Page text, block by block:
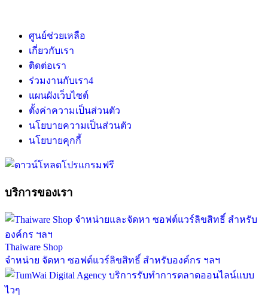
ศูนย์ช่วยเหลือ
เกี่ยวกับเรา
ติดต่อเรา
ร่วมงานกับเรา4
แผนผังเว็บไซต์
ตั้งค่าความเป็นส่วนตัว
นโยบายความเป็นส่วนตัว
นโยบายคุกกี้
บริการของเรา
Thaiware Shop
จำหน่าย จัดหา ซอฟต์แวร์ลิขสิทธิ์ สำหรับองค์กร ฯลฯ